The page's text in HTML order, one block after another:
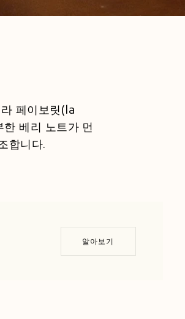
페이보릿(la
베리 노트가 먼
합니다.
알아보기